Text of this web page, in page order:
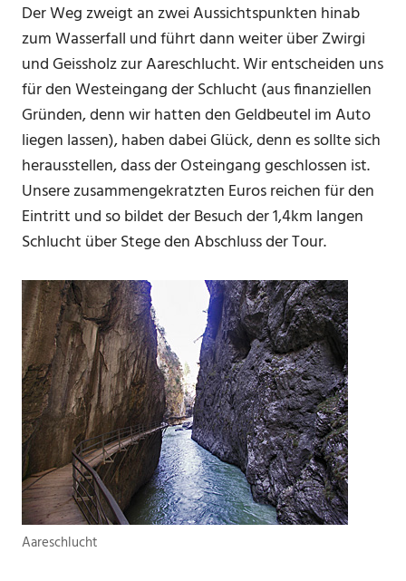
Der Weg zweigt an zwei Aussichtspunkten hinab
zum Wasserfall und führt dann weiter über Zwirgi
und Geissholz zur Aareschlucht. Wir entscheiden uns
für den Westeingang der Schlucht (aus finanziellen
Gründen, denn wir hatten den Geldbeutel im Auto
liegen lassen), haben dabei Glück, denn es sollte sich
herausstellen, dass der Osteingang geschlossen ist.
Unsere zusammengekratzten Euros reichen für den
Eintritt und so bildet der Besuch der 1,4km langen
Schlucht über Stege den Abschluss der Tour.
Aareschlucht